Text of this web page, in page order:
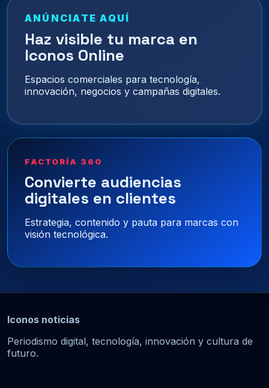
ANÚNCIATE AQUÍ
Haz visible tu marca en
Iconos Online
Espacios comerciales para tecnología,
innovación, negocios y campañas digitales.
FACTORÍA 360
Convierte audiencias
digitales en clientes
Estrategia, contenido y pauta para marcas con
visión tecnológica.
Iconos noticias
Periodismo digital, tecnología, innovación y cultura de
futuro.